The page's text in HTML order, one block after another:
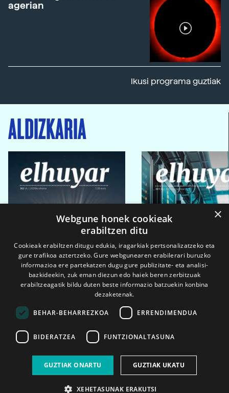
agerian
Ikusi programa guztiak
ALDIZKARIA
2026ko eka. 1a 2026ko mar. 1a
×
Webgune honek cookieak
erabiltzen ditu
Cookieak erabiltzen ditugu edukia, iragarkiak pertsonalizatzeko eta
gure trafikoa aztertzeko. Gure webgunearen erabilerari buruzko
informazioa ere partekatzen dugu gure publizitate- eta analisi-
bazkideekin, zuk eman diezun edo haiek beren zerbitzuak
erabiltzeagatik bildu duten beste informazio batzuekin konbina
dezaketenak.
BEHAR-BEHARREZKOA ERRENDIMENDUA
BIDERATZEA FUNTZIONALTASUNA
GUZTIAK ONARTU GUZTIAK UKATU
XEHETASUNAK ERAKUTSI